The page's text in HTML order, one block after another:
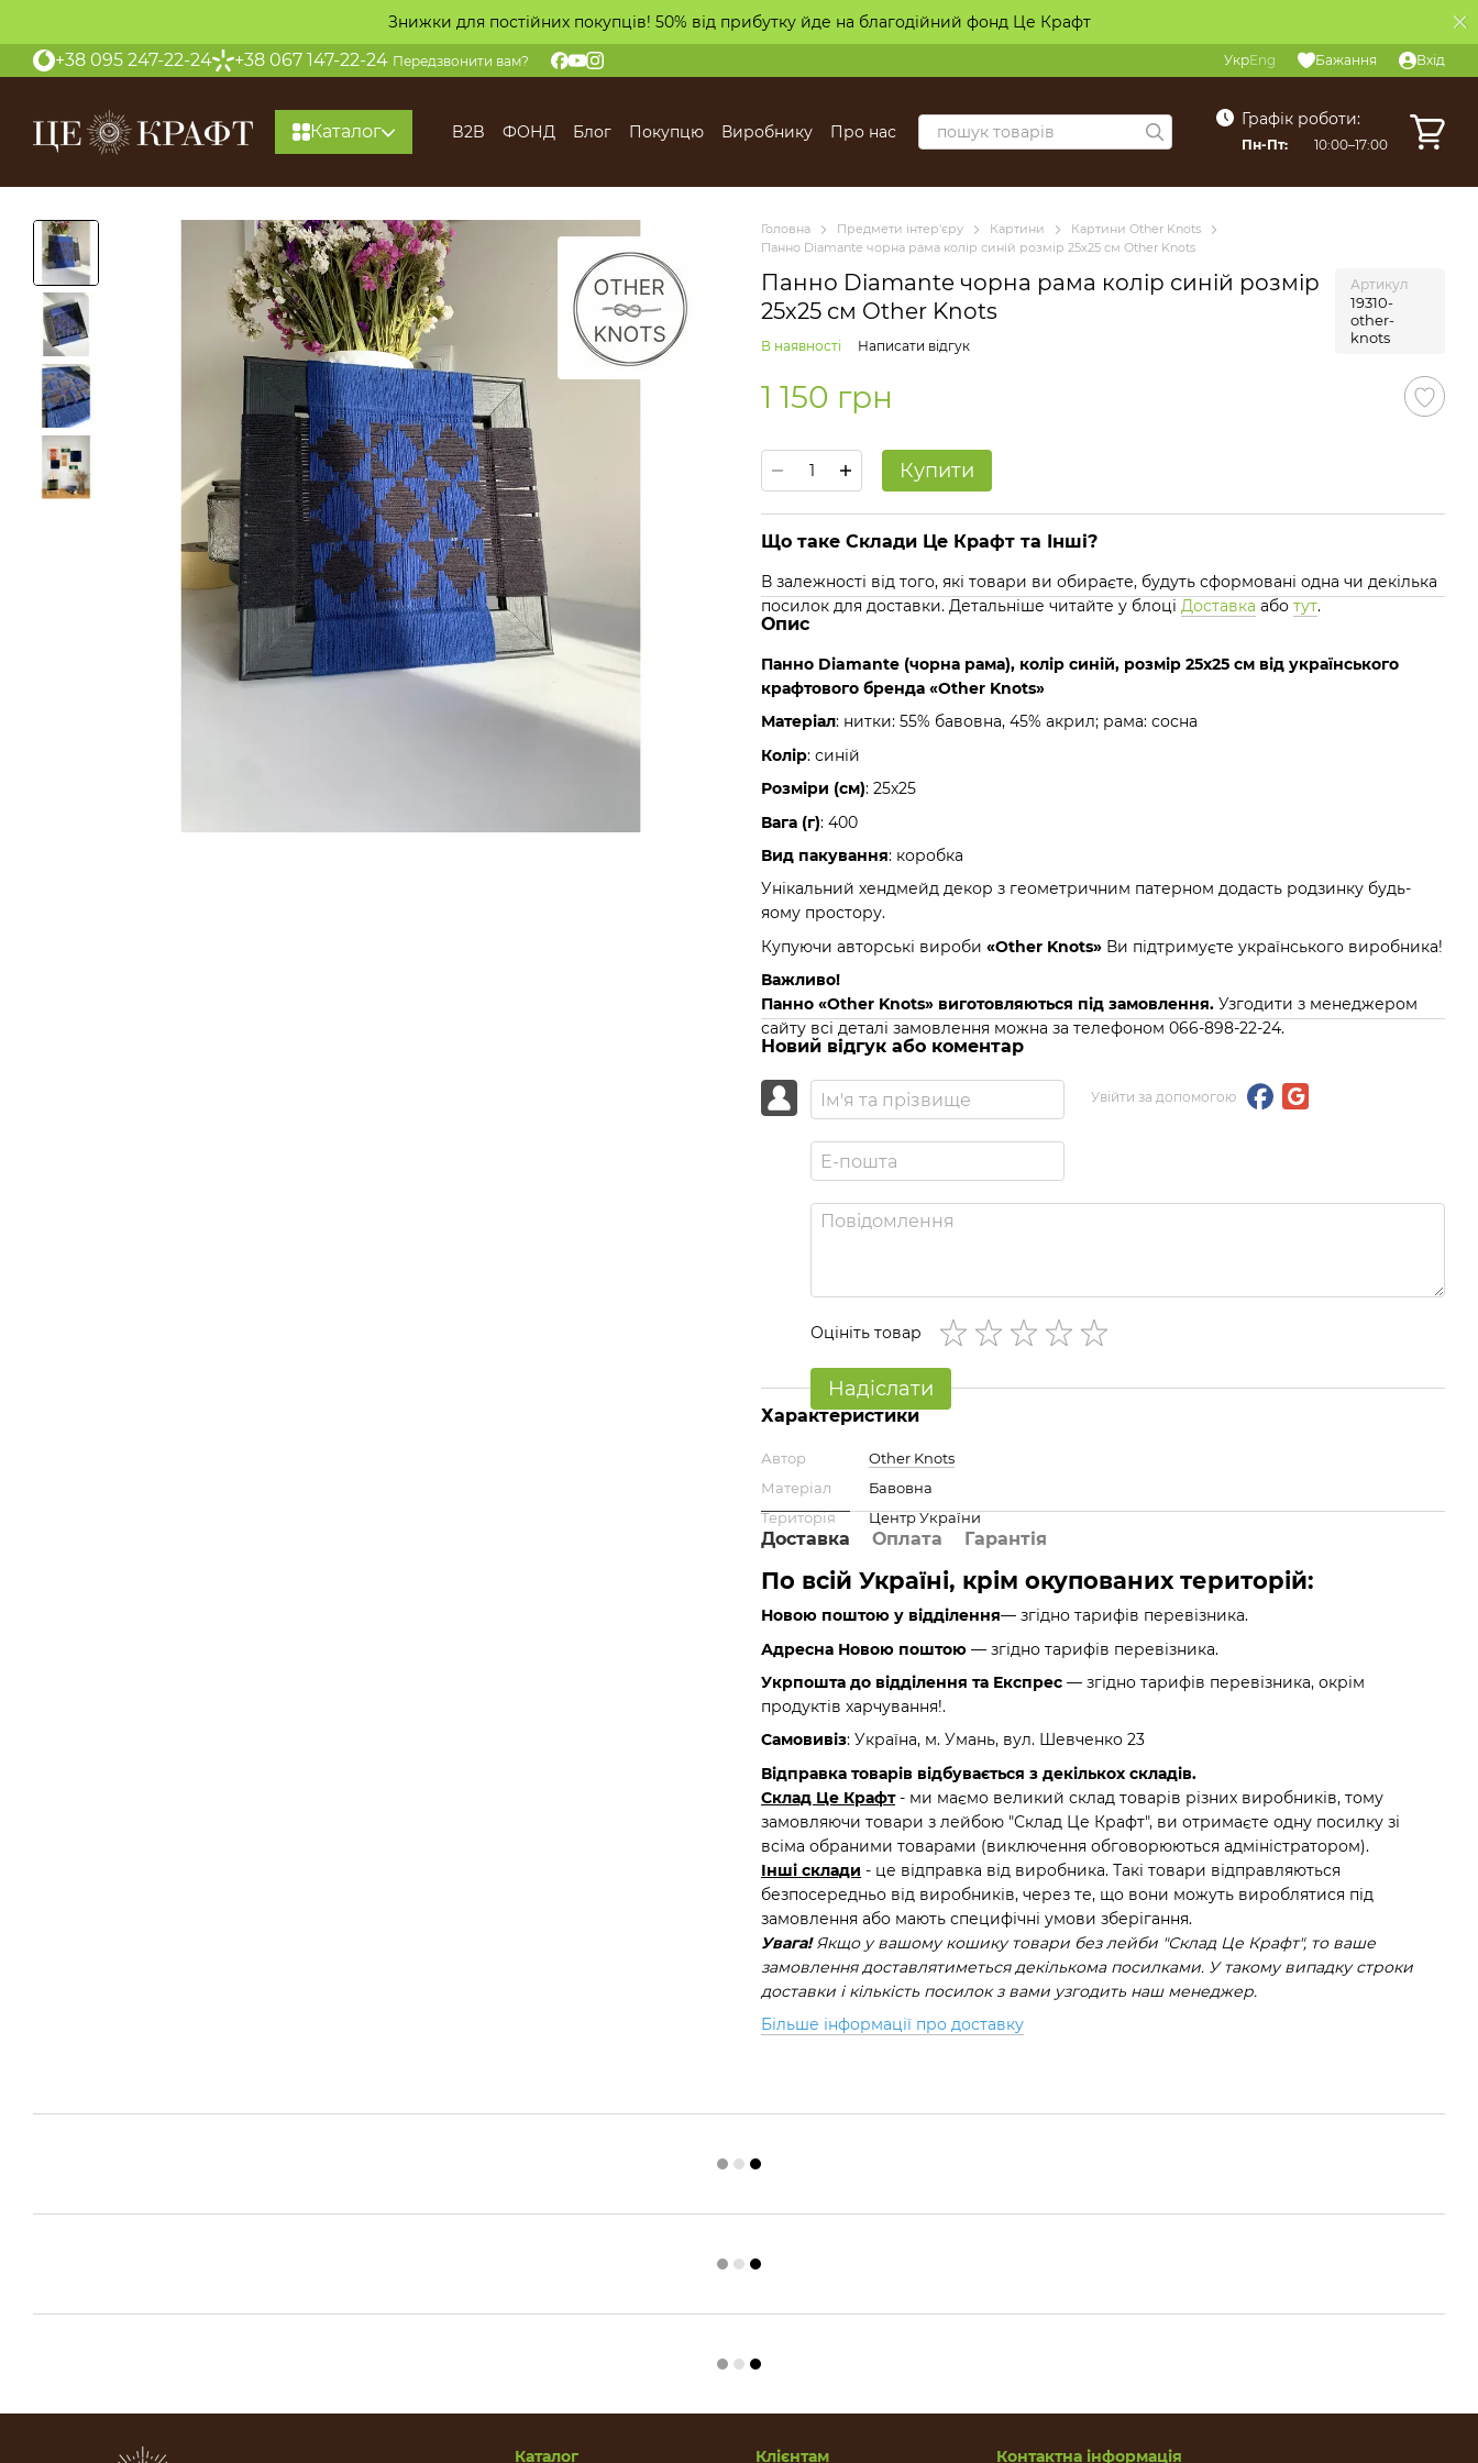
Знижки для постійних покупців! 50% від прибутку йде на благодійний фонд Це Крафт
+38 095 247-22-24 +38 067 147-22-24 Передзвонити вам? УкрEng Бажання Вхід
Каталог B2B ФОНД Блог Покупцю Виробнику Про нас
Графік роботи:
Пн-Пт: 10:00–17:00
Головна Предмети інтер'єру Картини
Картини Other Knots
Панно Diamante чорна рама колір синій розмір 25х25 см Other Knots
Панно Diamante чорна рама колір синій розмір
25х25 см Other Knots
Артикул
19310-
other-
knots
В наявності Написати відгук
1 150 грн
Купити
Що таке Склади Це Крафт та Інші?
В залежності від того, які товари ви обираєте, будуть сформовані одна чи декілька
посилок для доставки. Детальніше читайте у блоці Доставка або тут.
Опис
Панно Diamante (чорна рама), колір синій, розмір 25х25 см від українського
крафтового бренда «Other Knots»
Матеріал: нитки: 55% бавовна, 45% акрил; рама: сосна
Колір: синій
Розміри (см): 25х25
Вага (г): 400
Вид пакування: коробка
Унікальний хендмейд декор з геометричним патерном додасть родзинку будь-
яому простору.
Купуючи авторські вироби «Other Knots» Ви підтримуєте українського виробника!
Важливо!
Панно «Other Knots» виготовляються під замовлення. Узгодити з менеджером
сайту всі деталі замовлення можна за телефоном 066-898-22-24.
Новий відгук або коментар
Увійти за допомогою
Оцініть товар
Надіслати
Характеристики
Автор
Other Knots
Матеріал
Бавовна
Територія
Центр України
Доставка Оплата Гарантія
По всій Україні, крім окупованих територій:
Новою поштою у відділення— згідно тарифів перевізника.
Адресна Новою поштою — згідно тарифів перевізника.
Укрпошта до відділення та Експрес — згідно тарифів перевізника, окрім
продуктів харчування!.
Самовивіз: Україна, м. Умань, вул. Шевченко 23
Відправка товарів відбувається з декількох складів.
Склад Це Крафт- ми маємо великий склад товарів різних виробників, тому
замовляючи товари з лейбою "Склад Це Крафт", ви отримаєте одну посилку зі
всіма обраними товарами (виключення обговорюються адміністратором).
Інші склади - це відправка від виробника. Такі товари відправляються
безпосередньо від виробників, через те, що вони можуть вироблятися під
замовлення або мають специфічні умови зберігання.
Увага!Якщо у вашому кошику товари без лейби "Склад Це Крафт", то ваше
замовлення доставлятиметься декількома посилками. У такому випадку строки
доставки і кількість посилок з вами узгодить наш менеджер.
Більше інформації про доставку
Каталог Клієнтам Контактна інформація